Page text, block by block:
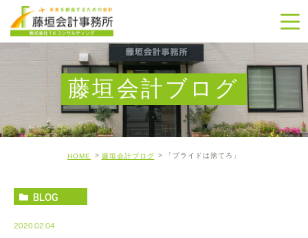
藤垣会計ブログ
HOME 藤垣会計ブログ 「プライドは捨てろ」
BLOG
2020.02.04